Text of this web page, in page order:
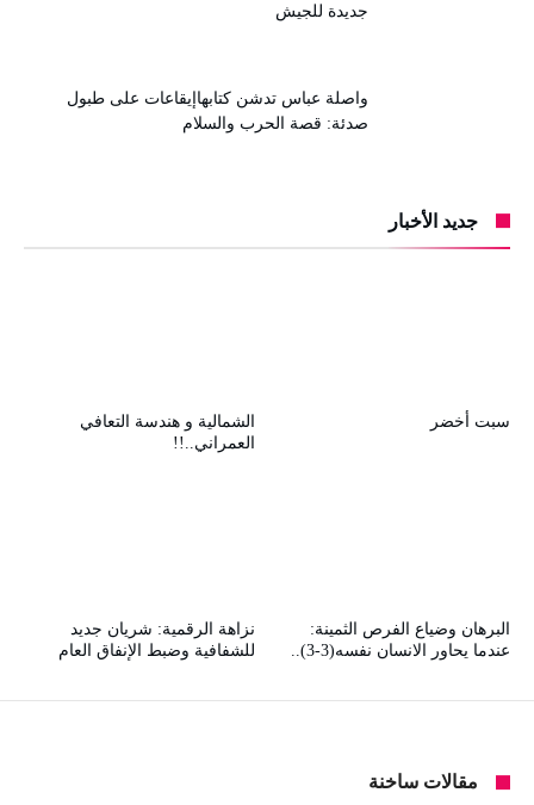
جديدة للجيش
واصلة عباس تدشن كتابهاإيقاعات على طبول
صدئة: قصة الحرب والسلام
جديد الأخبار
الشمالية و هندسة التعافي
العمراني..!!
سبت أخضر
نزاهة الرقمية: شريان جديد
للشفافية وضبط الإنفاق العام
البرهان وضياع الفرص الثمينة:
عندما يحاور الانسان نفسه(3-3)..
مقالات ساخنة